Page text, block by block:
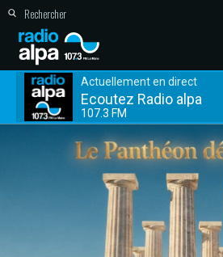
Actuellement en direct
Ecoutez Radio alpa
107.3 FM